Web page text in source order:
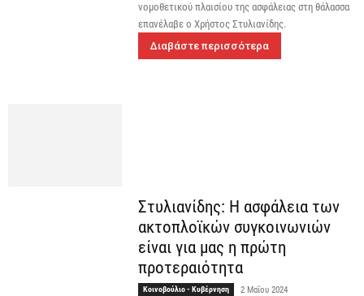
νομοθετικού πλαισίου της ασφάλειας στη θάλασσα
επανέλαβε ο Χρήστος Στυλιανίδης.
Διαβάστε περισσότερα
Στυλιανίδης: Η ασφάλεια των
ακτοπλοϊκών συγκοινωνιών
είναι για μας η πρώτη
προτεραιότητα
Κοινοβούλιο - Κυβέρνηση 2 Μαΐου 2024